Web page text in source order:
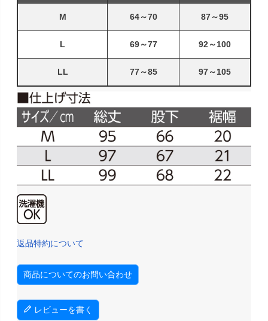
M 64～70 87～95
L 69～77 92～100
LL 77～85 97～105
返品特約について
商品についてのお問い合わせ
レビューを書く